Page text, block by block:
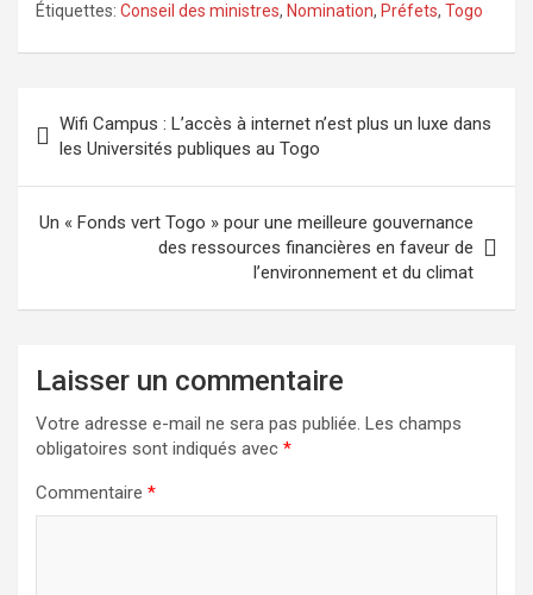
Étiquettes: Conseil des ministres, Nomination, Préfets, Togo
de
l’article
Wifi Campus : L’accès à internet n’est plus un luxe dans
les Universités publiques au Togo
Un « Fonds vert Togo » pour une meilleure gouvernance
des ressources financières en faveur de
l’environnement et du climat
Laisser un commentaire
Votre adresse e-mail ne sera pas publiée. Les champs
obligatoires sont indiqués avec *
Commentaire *